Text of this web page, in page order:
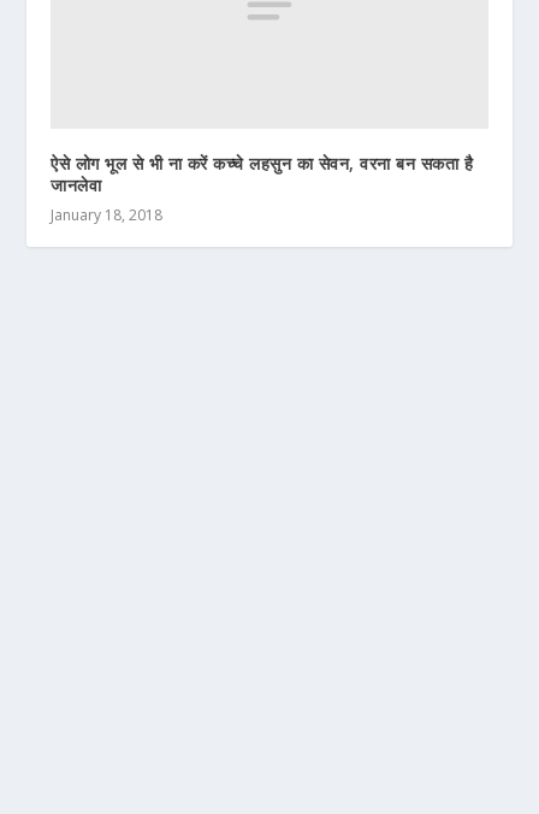
ऐसे लोग भूल से भी ना करें कच्चे लहसुन का सेवन, वरना बन सकता है
जानलेवा
January 18, 2018